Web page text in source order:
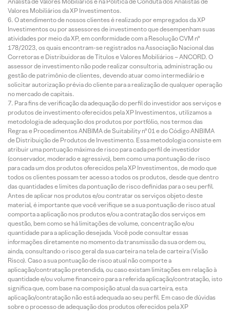
Valores Mobiliários da XP Investimentos.
O atendimento de nossos clientes é realizado por empregados da XP
Investimentos ou por assessores de investimento que desempenham suas
atividades por meio da XP, em conformidade com a Resolução CVM nº
178/2023, os quais encontram-se registrados na Associação Nacional das
Corretoras e Distribuidoras de Títulos e Valores Mobiliários – ANCORD. O
assessor de investimento não pode realizar consultoria, administração ou
gestão de patrimônio de clientes, devendo atuar como intermediário e
solicitar autorização prévia do cliente para a realização de qualquer operação
no mercado de capitais.
Para fins de verificação da adequação do perfil do investidor aos serviços e
produtos de investimento oferecidos pela XP Investimentos, utilizamos a
metodologia de adequação dos produtos por portfólio, nos termos das
Regras e Procedimentos ANBIMA de Suitability nº 01 e do Código ANBIMA
de Distribuição de Produtos de Investimento. Essa metodologia consiste em
atribuir uma pontuação máxima de risco para cada perfil de investidor
(conservador, moderado e agressivo), bem como uma pontuação de risco
para cada um dos produtos oferecidos pela XP Investimentos, de modo que
todos os clientes possam ter acesso a todos os produtos, desde que dentro
das quantidades e limites da pontuação de risco definidas para o seu perfil.
Antes de aplicar nos produtos e/ou contratar os serviços objeto deste
material, é importante que você verifique se a sua pontuação de risco atual
comporta a aplicação nos produtos e/ou a contratação dos serviços em
questão, bem como se há limitações de volume, concentração e/ou
quantidade para a aplicação desejada. Você pode consultar essas
informações diretamente no momento da transmissão da sua ordem ou,
ainda, consultando o risco geral da sua carteira na tela de carteira (Visão
Risco). Caso a sua pontuação de risco atual não comporte a
aplicação/contratação pretendida, ou caso existam limitações em relação à
quantidade e/ou volume financeiro para a referida aplicação/contratação, isto
significa que, com base na composição atual da sua carteira, esta
aplicação/contratação não está adequada ao seu perfil. Em caso de dúvidas
sobre o processo de adequação dos produtos oferecidos pela XP